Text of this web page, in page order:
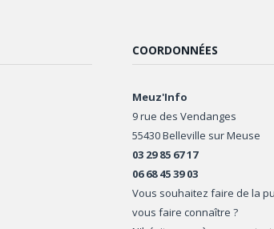
COORDONNÉES
Meuz'Info
9 rue des Vendanges
55430 Belleville sur Meuse
03 29 85 67 17
06 68 45 39 03
Vous souhaitez faire de la
vous faire connaître ?